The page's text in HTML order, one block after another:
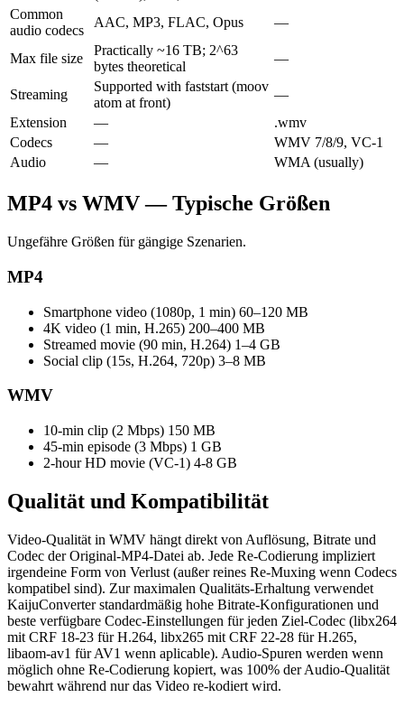
Common
audio codecs
AAC, MP3, FLAC, Opus —
Max file size
Practically ~16 TB; 2^63
bytes theoretical
—
Streaming
Supported with faststart (moov
atom at front)
—
Extension
—
.wmv
Codecs
—
WMV 7/8/9, VC-1
Audio
— WMA (usually)
MP4 vs WMV — Typische Größen
Ungefähre Größen für gängige Szenarien.
MP4
Smartphone video (1080p, 1 min) 60–120 MB
4K video (1 min, H.265) 200–400 MB
Streamed movie (90 min, H.264) 1–4 GB
Social clip (15s, H.264, 720p) 3–8 MB
WMV
10-min clip (2 Mbps) 150 MB
45-min episode (3 Mbps) 1 GB
2-hour HD movie (VC-1) 4-8 GB
Qualität und Kompatibilität
Video-Qualität in WMV hängt direkt von Auflösung, Bitrate und
Codec der Original-MP4-Datei ab. Jede Re-Codierung impliziert
irgendeine Form von Verlust (außer reines Re-Muxing wenn Codecs
kompatibel sind). Zur maximalen Qualitäts-Erhaltung verwendet
KaijuConverter standardmäßig hohe Bitrate-Konfigurationen und
beste verfügbare Codec-Einstellungen für jeden Ziel-Codec (libx264
mit CRF 18-23 für H.264, libx265 mit CRF 22-28 für H.265,
libaom-av1 für AV1 wenn aplicable). Audio-Spuren werden wenn
möglich ohne Re-Codierung kopiert, was 100% der Audio-Qualität
bewahrt während nur das Video re-kodiert wird.